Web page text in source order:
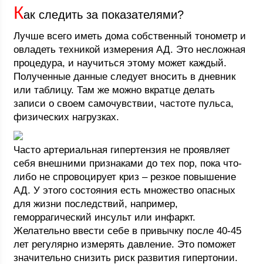
Как следить за показателями?
Лучше всего иметь дома собственный тонометр и
овладеть техникой измерения АД. Это несложная
процедура, и научиться этому может каждый.
Полученные данные следует вносить в дневник
или таблицу. Там же можно вкратце делать
записи о своем самочувствии, частоте пульса,
физических нагрузках.
Часто артериальная гипертензия не проявляет
себя внешними признаками до тех пор, пока что-
либо не спровоцирует криз – резкое повышение
АД. У этого состояния есть множество опасных
для жизни последствий, например,
геморрагический инсульт или инфаркт.
Желательно ввести себе в привычку после 40-45
лет регулярно измерять давление. Это поможет
значительно снизить риск развития гипертонии.